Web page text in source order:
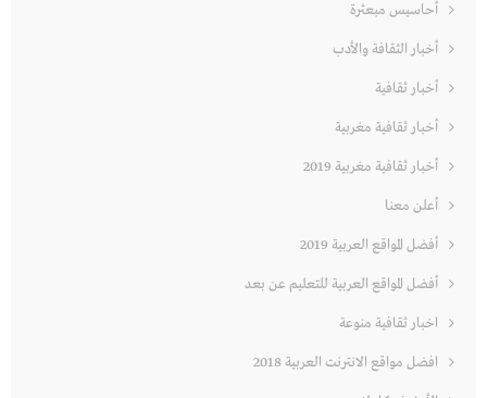
أحاسيس مبعثرة
أخبار الثقافة والأدب
أخبار ثقافية
أخبار ثقافية مغربية
أخبار ثقافية مغربية 2019
أعلن معنا
أفضل المواقع العربية 2019
أفضل المواقع العربية للتعليم عن بعد
اخبار ثقافية منوعة
افضل مواقع الانترنت العربية 2018